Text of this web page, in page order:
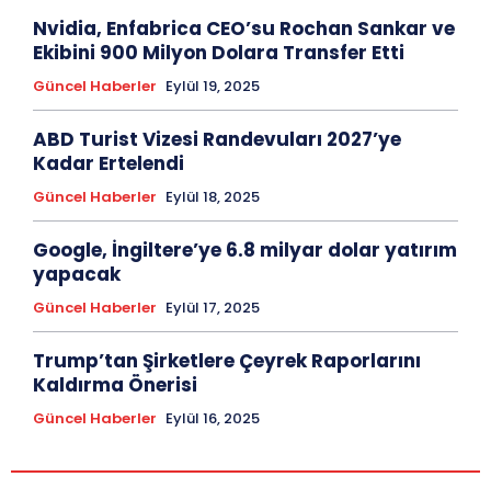
Nvidia, Enfabrica CEO’su Rochan Sankar ve
Ekibini 900 Milyon Dolara Transfer Etti
Güncel Haberler Eylül 19, 2025
ABD Turist Vizesi Randevuları 2027’ye
Kadar Ertelendi
Güncel Haberler Eylül 18, 2025
Google, İngiltere’ye 6.8 milyar dolar yatırım
yapacak
Güncel Haberler Eylül 17, 2025
Trump’tan Şirketlere Çeyrek Raporlarını
Kaldırma Önerisi
Güncel Haberler Eylül 16, 2025